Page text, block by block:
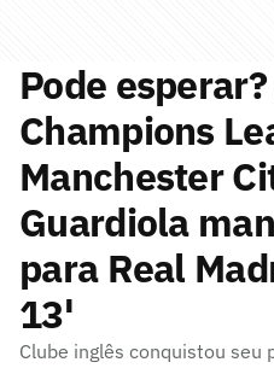
Pode
Champions
Manchester
Guardiola
para Real
13'
Clube inglês conquistou seu